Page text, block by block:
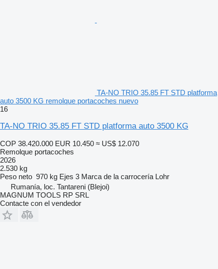
TA-NO TRIO 35.85 FT STD platforma
auto 3500 KG remolque portacoches nuevo
16
TA-NO TRIO 35.85 FT STD platforma auto 3500 KG
COP 38.420.000 EUR 10.450 ≈ US$ 12.070
Remolque portacoches
2026
2.530 kg
Peso neto 970 kg Ejes 3 Marca de la carrocería Lohr
Rumanía, loc. Tantareni (Blejoi)
MAGNUM TOOLS RP SRL
Contacte con el vendedor